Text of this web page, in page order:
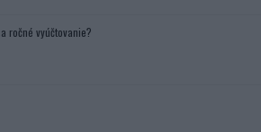
ročné vyúčtovanie?